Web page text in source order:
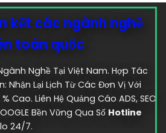
kết các ngành nghề
toàn quốc
Nghề Tại Việt Nam. Hợp Tác
Nhận Lại Lịch Từ Các Đơn Vị Với
Cao. Liên Hệ Quảng Cáo ADS, SEO
Bền Vững Qua Số Hotline
24/7.